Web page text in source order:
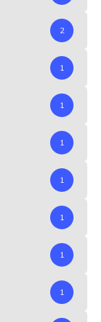
2
1
1
1
1
1
1
1